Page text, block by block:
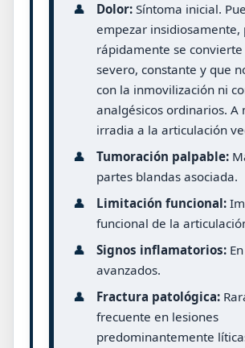
👤 Dolor:Síntoma inicial.
empezar insidiosamente,
rápidamente se
severo, constante y que
con la inmovilización ni
analgésicos ordinarios. A
irradia a la articulación
👤
Tumoración palpable:
partes blandas asociada.
👤
Limitación funcional:
funcional de la
👤
Signos inflamatorios:En
avanzados.
👤
Fractura patológica:
frecuente en lesiones
predominantemente